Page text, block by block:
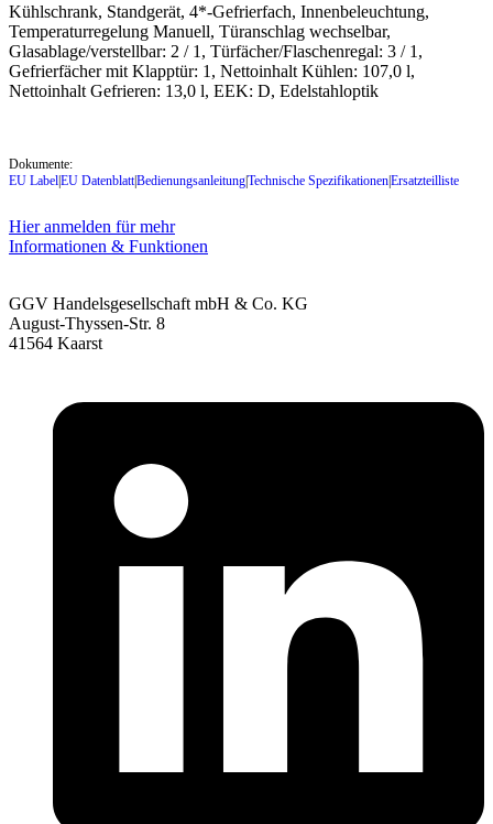
Kühlschrank, Standgerät, 4*-Gefrierfach, Innenbeleuchtung,
Temperaturregelung Manuell, Türanschlag wechselbar,
Glasablage/verstellbar: 2 / 1, Türfächer/Flaschenregal: 3 / 1,
Gefrierfächer mit Klapptür: 1, Nettoinhalt Kühlen: 107,0 l,
Nettoinhalt Gefrieren: 13,0 l, EEK: D, Edelstahloptik
Dokumente:
EU Label|EU Datenblatt|Bedienungsanleitung|Technische Spezifikationen|Ersatzteilliste
Hier anmelden für mehr
Informationen & Funktionen
GGV Handelsgesellschaft mbH & Co. KG
August-Thyssen-Str. 8
41564 Kaarst